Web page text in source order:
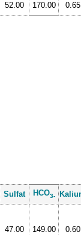
52.00 170.00 0.65
Sulfat HCO3-
47.00 149.00 0.60